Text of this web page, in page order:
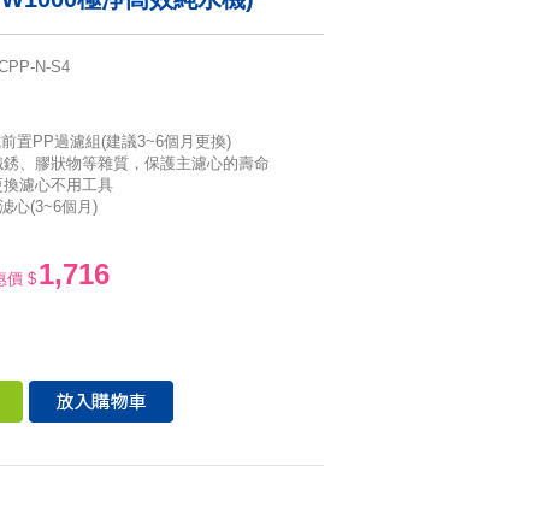
N-S4
置PP過濾組(建議3~6個月更換)
、膠狀物等雜質，保護主濾心的壽命
濾心不用工具
心(3~6個月)
價 $1,716